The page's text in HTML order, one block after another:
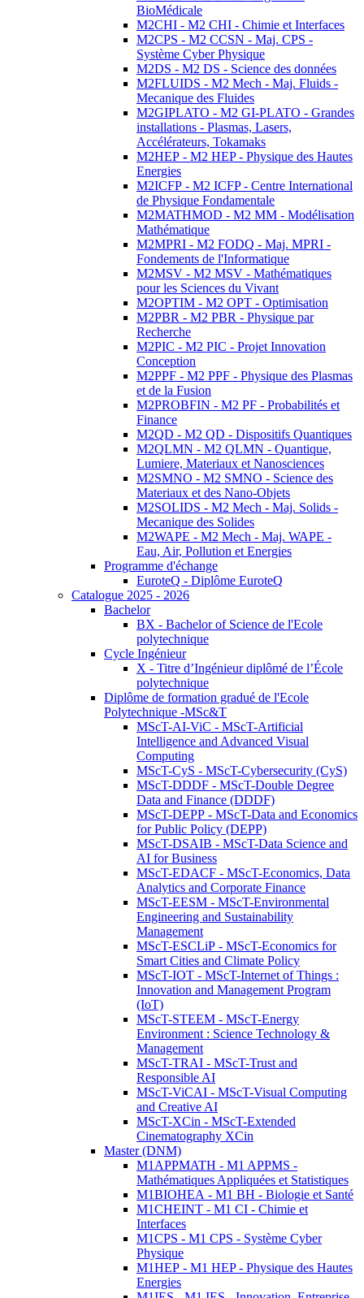
BioMédicale
M2CHI - M2 CHI - Chimie et Interfaces
M2CPS - M2 CCSN - Maj. CPS -
Système Cyber Physique
M2DS - M2 DS - Science des données
M2FLUIDS - M2 Mech - Maj. Fluids -
Mecanique des Fluides
M2GIPLATO - M2 GI-PLATO - Grandes
installations - Plasmas, Lasers,
Accélérateurs, Tokamaks
M2HEP - M2 HEP - Physique des Hautes
Energies
M2ICFP - M2 ICFP - Centre International
de Physique Fondamentale
M2MATHMOD - M2 MM - Modélisation
Mathématique
M2MPRI - M2 FODQ - Maj. MPRI -
Fondements de l'Informatique
M2MSV - M2 MSV - Mathématiques
pour les Sciences du Vivant
M2OPTIM - M2 OPT - Optimisation
M2PBR - M2 PBR - Physique par
Recherche
M2PIC - M2 PIC - Projet Innovation
Conception
M2PPF - M2 PPF - Physique des Plasmas
et de la Fusion
M2PROBFIN - M2 PF - Probabilités et
Finance
M2QD - M2 QD - Dispositifs Quantiques
M2QLMN - M2 QLMN - Quantique,
Lumiere, Materiaux et Nanosciences
M2SMNO - M2 SMNO - Science des
Materiaux et des Nano-Objets
M2SOLIDS - M2 Mech - Maj. Solids -
Mecanique des Solides
M2WAPE - M2 Mech - Maj. WAPE -
Eau, Air, Pollution et Energies
Programme d'échange
EuroteQ - Diplôme EuroteQ
Catalogue 2025 - 2026
Bachelor
BX - Bachelor of Science de l'Ecole
polytechnique
Cycle Ingénieur
X - Titre d’Ingénieur diplômé de l’École
polytechnique
Diplôme de formation gradué de l'Ecole
Polytechnique -MSc&T
MScT-AI-ViC - MScT-Artificial
Intelligence and Advanced Visual
Computing
MScT-CyS - MScT-Cybersecurity (CyS)
MScT-DDDF - MScT-Double Degree
Data and Finance (DDDF)
MScT-DEPP - MScT-Data and Economics
for Public Policy (DEPP)
MScT-DSAIB - MScT-Data Science and
AI for Business
MScT-EDACF - MScT-Economics, Data
Analytics and Corporate Finance
MScT-EESM - MScT-Environmental
Engineering and Sustainability
Management
MScT-ESCLiP - MScT-Economics for
Smart Cities and Climate Policy
MScT-IOT - MScT-Internet of Things :
Innovation and Management Program
(IoT)
MScT-STEEM - MScT-Energy
Environment : Science Technology &
Management
MScT-TRAI - MScT-Trust and
Responsible AI
MScT-ViCAI - MScT-Visual Computing
and Creative AI
MScT-XCin - MScT-Extended
Cinematography XCin
Master (DNM)
M1APPMATH - M1 APPMS -
Mathématiques Appliquées et Statistiques
M1BIOHEA - M1 BH - Biologie et Santé
M1CHEINT - M1 CI - Chimie et
Interfaces
M1CPS - M1 CPS - Système Cyber
Physique
M1HEP - M1 HEP - Physique des Hautes
Energies